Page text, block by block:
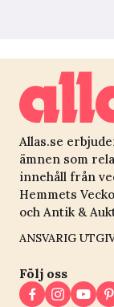
Allas.se
ämnen som
innehåll från
Hemmets
och Antik &
ANSVARIG
Följ oss